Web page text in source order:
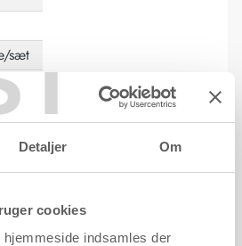
Detaljer Om
cookies
indsamles der
sæt
- Hvid
14492, DB nr.: 2495892